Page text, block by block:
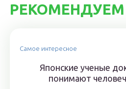
Самое интересное
Японские ученые
понимают